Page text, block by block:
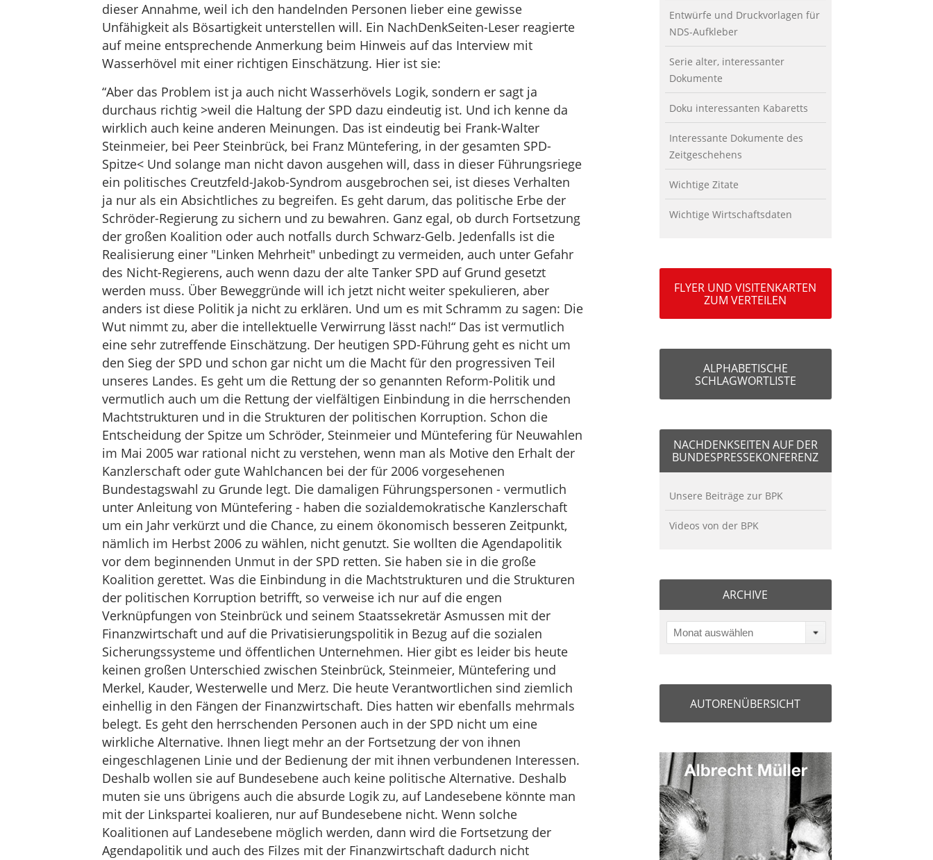
dieser Annahme, weil ich den handelnden Personen lieber eine gewisse
Unfähigkeit als Bösartigkeit unterstellen will. Ein NachDenkSeiten-Leser reagierte
auf meine entsprechende Anmerkung beim Hinweis auf das Interview mit
Wasserhövel mit einer richtigen Einschätzung. Hier ist sie:
“Aber das Problem ist ja auch nicht Wasserhövels Logik, sondern er sagt ja
durchaus richtig >weil die Haltung der SPD dazu eindeutig ist. Und ich kenne da
wirklich auch keine anderen Meinungen. Das ist eindeutig bei Frank-Walter
Steinmeier, bei Peer Steinbrück, bei Franz Müntefering, in der gesamten SPD-
Spitze< Und solange man nicht davon ausgehen will, dass in dieser Führungsriege
ein politisches Creutzfeld-Jakob-Syndrom ausgebrochen sei, ist dieses Verhalten
ja nur als ein Absichtliches zu begreifen. Es geht darum, das politische Erbe der
Schröder-Regierung zu sichern und zu bewahren. Ganz egal, ob durch Fortsetzung
der großen Koalition oder auch notfalls durch Schwarz-Gelb. Jedenfalls ist die
Realisierung einer "Linken Mehrheit" unbedingt zu vermeiden, auch unter Gefahr
des Nicht-Regierens, auch wenn dazu der alte Tanker SPD auf Grund gesetzt
werden muss. Über Beweggründe will ich jetzt nicht weiter spekulieren, aber
anders ist diese Politik ja nicht zu erklären. Und um es mit Schramm zu sagen: Die
Wut nimmt zu, aber die intellektuelle Verwirrung lässt nach!“ Das ist vermutlich
eine sehr zutreffende Einschätzung. Der heutigen SPD-Führung geht es nicht um
den Sieg der SPD und schon gar nicht um die Macht für den progressiven Teil
unseres Landes. Es geht um die Rettung der so genannten Reform-Politik und
vermutlich auch um die Rettung der vielfältigen Einbindung in die herrschenden
Machtstrukturen und in die Strukturen der politischen Korruption. Schon die
Entscheidung der Spitze um Schröder, Steinmeier und Müntefering für Neuwahlen
im Mai 2005 war rational nicht zu verstehen, wenn man als Motive den Erhalt der
Kanzlerschaft oder gute Wahlchancen bei der für 2006 vorgesehenen
Bundestagswahl zu Grunde legt. Die damaligen Führungspersonen - vermutlich
unter Anleitung von Müntefering - haben die sozialdemokratische Kanzlerschaft
um ein Jahr verkürzt und die Chance, zu einem ökonomisch besseren Zeitpunkt,
nämlich im Herbst 2006 zu wählen, nicht genutzt. Sie wollten die Agendapolitik
vor dem beginnenden Unmut in der SPD retten. Sie haben sie in die große
Koalition gerettet. Was die Einbindung in die Machtstrukturen und die Strukturen
der politischen Korruption betrifft, so verweise ich nur auf die engen
Verknüpfungen von Steinbrück und seinem Staatssekretär Asmussen mit der
Finanzwirtschaft und auf die Privatisierungspolitik in Bezug auf die sozialen
Sicherungssysteme und öffentlichen Unternehmen. Hier gibt es leider bis heute
keinen großen Unterschied zwischen Steinbrück, Steinmeier, Müntefering und
Merkel, Kauder, Westerwelle und Merz. Die heute Verantwortlichen sind ziemlich
einhellig in den Fängen der Finanzwirtschaft. Dies hatten wir ebenfalls mehrmals
belegt. Es geht den herrschenden Personen auch in der SPD nicht um eine
wirkliche Alternative. Ihnen liegt mehr an der Fortsetzung der von ihnen
eingeschlagenen Linie und der Bedienung der mit ihnen verbundenen Interessen.
Deshalb wollen sie auf Bundesebene auch keine politische Alternative. Deshalb
muten sie uns übrigens auch die absurde Logik zu, auf Landesebene könnte man
mit der Linkspartei koalieren, nur auf Bundesebene nicht. Wenn solche
Koalitionen auf Landesebene möglich werden, dann wird die Fortsetzung der
Agendapolitik und auch des Filzes mit der Finanzwirtschaft dadurch nicht
Entwürfe und Druckvorlagen für
NDS-Aufkleber
Serie alter, interessanter
Dokumente
Doku interessanten Kabaretts
Interessante Dokumente des
Zeitgeschehens
Wichtige Zitate
Wichtige Wirtschaftsdaten
FLYER UND VISITENKARTEN
ZUM VERTEILEN
ALPHABETISCHE
SCHLAGWORTLISTE
NACHDENKSEITEN AUF DER
BUNDESPRESSEKONFERENZ
Unsere Beiträge zur BPK
Videos von der BPK
ARCHIVE
Monat auswählen
AUTORENÜBERSICHT